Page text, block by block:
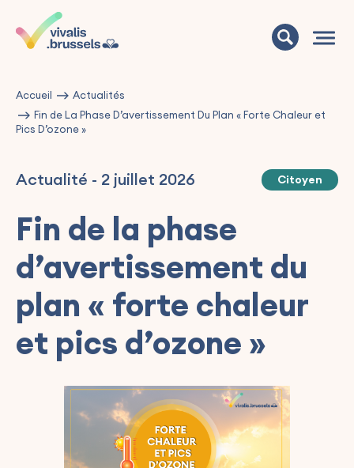
Accueil
Actualités
Fin de La Phase D’avertissement Du Plan « Forte Chaleur et
Pics D’ozone »
Actualité - 2 juillet 2026 Citoyen
Fin de la phase
d’avertissement du
plan « forte chaleur
et pics d’ozone »